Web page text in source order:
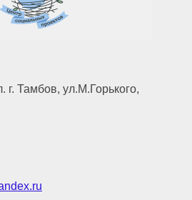
г. Тамбов, ул.М.Горького,